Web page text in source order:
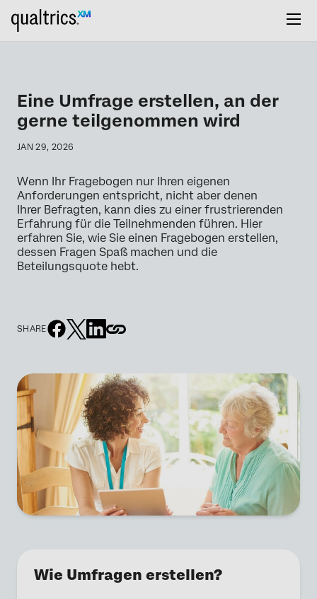
Eine Umfrage erstellen, an der
gerne teilgenommen wird
JAN 29, 2026
Wenn Ihr Fragebogen nur Ihren eigenen
Anforderungen entspricht, nicht aber denen
Ihrer Befragten, kann dies zu einer frustrierenden
Erfahrung für die Teilnehmenden führen. Hier
erfahren Sie, wie Sie einen Fragebogen erstellen,
dessen Fragen Spaß machen und die
Beteilungsquote hebt.
SHARE
Wie Umfragen erstellen?